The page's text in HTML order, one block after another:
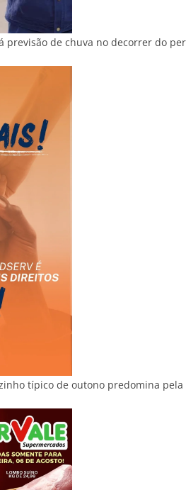
previsão de chuva no decorrer do
típico de outono predomina